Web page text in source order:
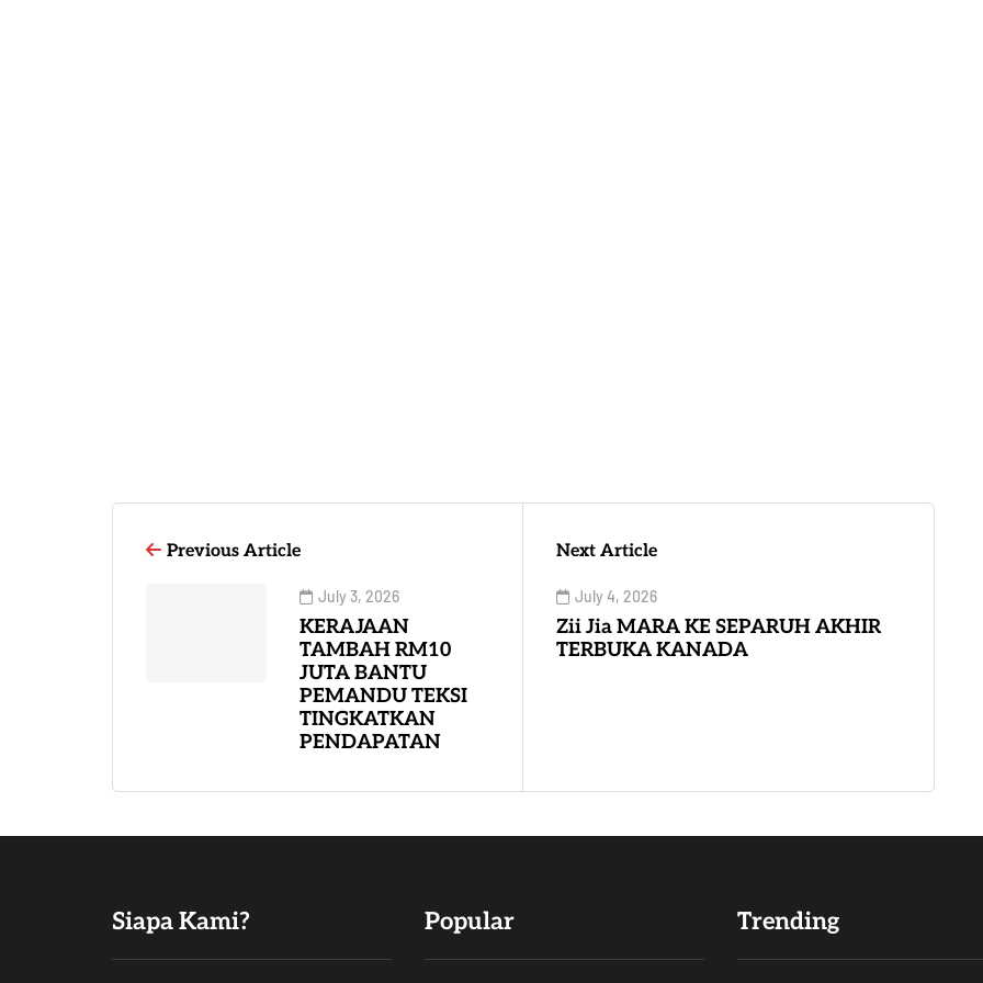
Previous Article
July 3, 2026
KERAJAAN
TAMBAH RM10
JUTA BANTU
PEMANDU TEKSI
TINGKATKAN
PENDAPATAN
Next Article
July 4, 2026
Zii Jia MARA KE SEPARUH AKHIR
TERBUKA KANADA
Siapa Kami? Popular Trending